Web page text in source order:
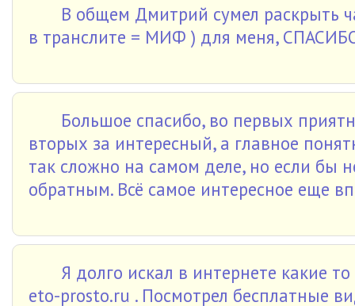
В общем Дмитрий сумел раскрыть
в транслите = МИФ ) для меня,
Большое спасибо, во первых
вторых за интересный, а главное
так сложно на самом деле, но если
обратным. Всё самое интересное еще
Я долго искал в интернете какие
eto-prosto.ru . Посмотрел бесплатные